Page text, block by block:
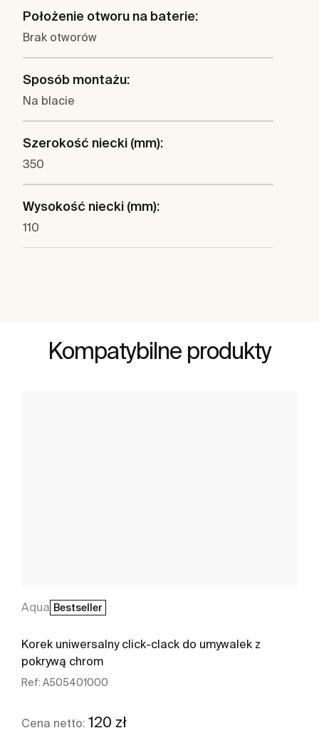
Położenie otworu na baterie:
Brak otworów
Sposób montażu:
Na blacie
Szerokość niecki (mm):
350
Wysokość niecki (mm):
110
Kompatybilne produkty
Aqua Bestseller
Korek uniwersalny click-clack do umywalek z
pokrywą chrom
Ref: A505401000
Cena netto: 120 zł